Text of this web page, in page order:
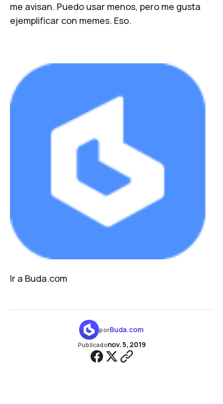
me avisan. Puedo usar menos, pero me gusta
ejemplificar con memes. Eso.
Ir a Buda.com
porBuda.com
Publicadonov. 5, 2019